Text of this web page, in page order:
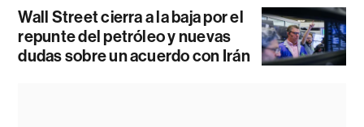
Wall Street cierra a la baja por el
repunte del petróleo y nuevas
dudas sobre un acuerdo con Irán